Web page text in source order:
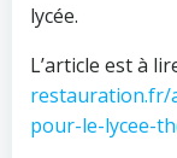
lycée.
L’article est à
restauration.fr/
pour-le-lycee-